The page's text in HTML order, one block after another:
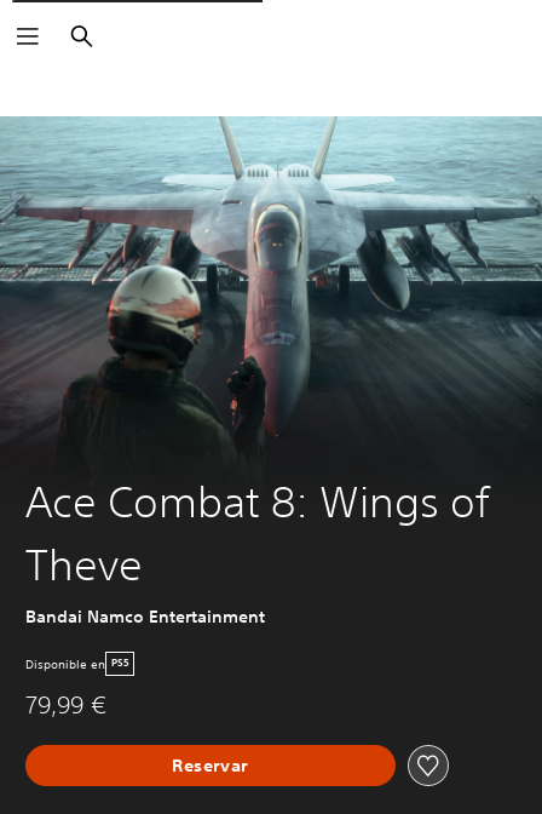
Buscar
Ace Combat 8: Wings of
Theve
Bandai Namco Entertainment
Disponible en PS5
79,99 €
Reservar